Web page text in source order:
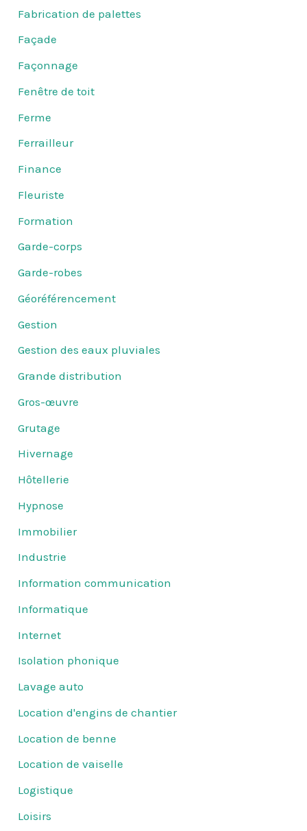
Fabrication de palettes
Façade
Façonnage
Fenêtre de toit
Ferme
Ferrailleur
Finance
Fleuriste
Formation
Garde-corps
Garde-robes
Géoréférencement
Gestion
Gestion des eaux pluviales
Grande distribution
Gros-œuvre
Grutage
Hivernage
Hôtellerie
Hypnose
Immobilier
Industrie
Information communication
Informatique
Internet
Isolation phonique
Lavage auto
Location d'engins de chantier
Location de benne
Location de vaiselle
Logistique
Loisirs